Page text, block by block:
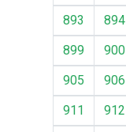
893
894
899
900
905
906
911
912